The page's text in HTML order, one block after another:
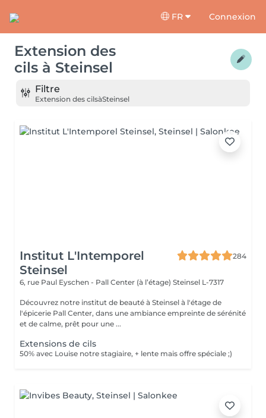
FR Connexion
Extension des
cils à Steinsel
Filtre
Extension des cilsàSteinsel
Institut L'Intemporel
Steinsel
284
6, rue Paul Eyschen - Pall Center (à l’étage) Steinsel L-7317
Découvrez notre institut de beauté à Steinsel à l'étage de
l'épicerie Pall Center, dans une ambiance empreinte de sérénité
et de calme, prêt pour une ...
Extensions de cils
50% avec Louise notre stagiaire, + lente mais offre spéciale ;)